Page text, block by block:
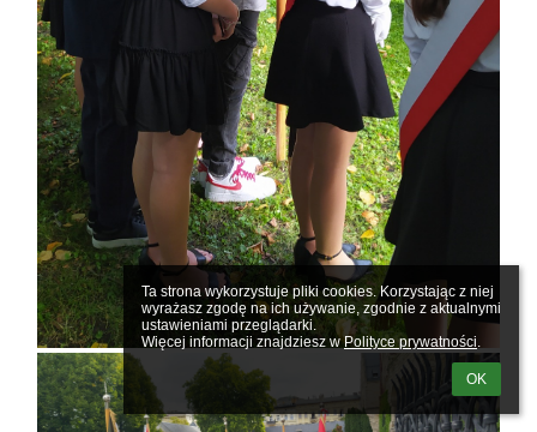
Ta strona wykorzystuje pliki cookies. Korzystając z niej
wyrażasz zgodę na ich używanie, zgodnie z aktualnymi
ustawieniami przeglądarki.
Więcej informacji znajdziesz w Polityce prywatności.
OK